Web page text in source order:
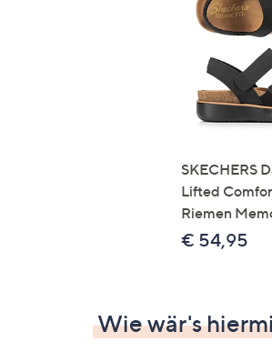
SKECHERS
Lifted
Riemen
€ 54,95
Wie wär's